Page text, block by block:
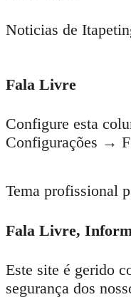
Noticias de
Fala Livre
Configure esta
Configurações →
Tema profissional
Fala Livre,
Este site é gerido
segurança dos